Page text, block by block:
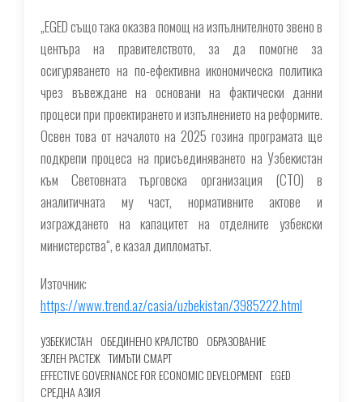
„EGED също така оказва помощ на изпълнителното звено в
центъра на правителството, за да помогне за
осигуряването на по-ефективна икономическа политика
чрез въвеждане на основани на фактически данни
процеси при проектирането и изпълнението на реформите.
Освен това от началото на 2025 гозина програмата ще
подкрепи процеса на присъединяването на Узбекистан
към Световната търговска организация (СТО) в
аналитичната му част, нормативните актове и
изграждането на капацитет на отделните узбекски
министерства“, е казал дипломатът.
Източник:
https://www.trend.az/casia/uzbekistan/3985222.html
УЗБЕКИСТАН ОБЕДИНЕНО КРАЛСТВО ОБРАЗОВАНИЕ
ЗЕЛЕН РАСТЕЖ ТИМЪТИ СМАРТ
EFFECTIVE GOVERNANCE FOR ECONOMIC DEVELOPMENT EGED
СРЕДНА АЗИЯ